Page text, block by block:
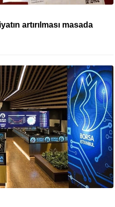
artırılması masada